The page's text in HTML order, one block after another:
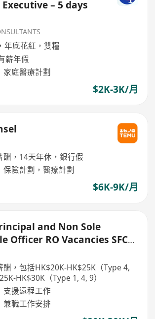
Executive – 5 days
年底花紅，雙糧
薪年假
家庭醫療計劃
$2K-3K/月
酬，14天年休，銀行假
保險計劃，醫療計劃
$6K-9K/月
and Non Sole
Officer RO Vacancies SFC
酬，包括HK$20K-HK$25K（Type 4,
HK$30K（Type 1, 4, 9）
支援遠程工作
兼職工作安排